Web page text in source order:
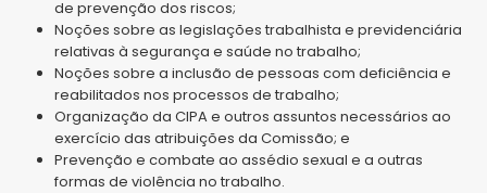
de prevenção dos riscos;
Noções sobre as legislações trabalhista e previdenciária
relativas à segurança e saúde no trabalho;
Noções sobre a inclusão de pessoas com deficiência e
reabilitados nos processos de trabalho;
Organização da CIPA e outros assuntos necessários ao
exercício das atribuições da Comissão; e
Prevenção e combate ao assédio sexual e a outras
formas de violência no trabalho.